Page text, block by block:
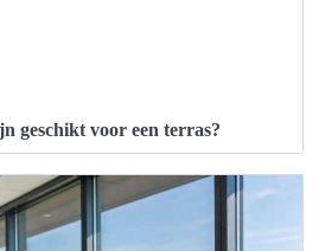
geschikt voor een terras?